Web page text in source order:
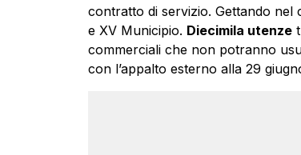
contratto di servizio. Gettando nel
e XV Municipio. Diecimila utenze
commerciali che non potranno
con l’appalto esterno alla 29